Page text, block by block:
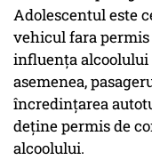
Adolescentul este
vehicul fara permis
influența alcoolului
asemenea,
încredințarea
deține permis de
alcoolului.